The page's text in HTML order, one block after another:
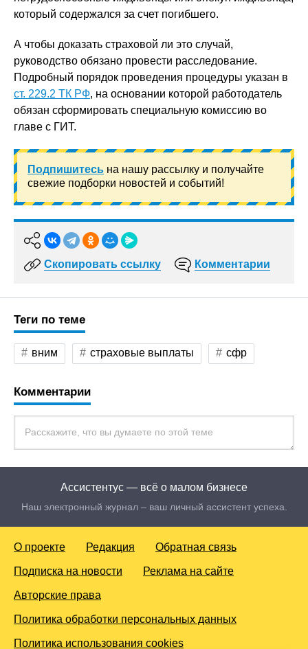
который содержался за счет погибшего.
А чтобы доказать страховой ли это случай,
руководство обязано провести расследование.
Подробный порядок проведения процедуры указан в
ст. 229.2 ТК РФ, на основании которой работодатель
обязан сформировать специальную комиссию во
главе с ГИТ.
Подпишитесь на нашу рассылку и получайте
свежие подборки новостей и событий!
Скопировать ссылку Комментарии
Теги по теме
вним страховые выплаты сфр
Комментарии
Ассистентус — всё о малом бизнесе
Наш электронный журнал – ваш личный ассистент успеха.
О проекте Редакция Обратная связь
Подписка на новости Реклама на сайте
Авторские права
Политика обработки персональных данных
Политика использования cookies